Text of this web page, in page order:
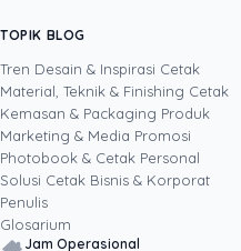
sampai kemasan
kacamata data
Popular
TOPIK BLOG
Tren Desain & Inspirasi Cetak
Material, Teknik & Finishing Cetak
Kemasan & Packaging Produk
Marketing & Media Promosi
Photobook & Cetak Personal
Solusi Cetak Bisnis & Korporat
Penulis
Glosarium
Jam Operasional